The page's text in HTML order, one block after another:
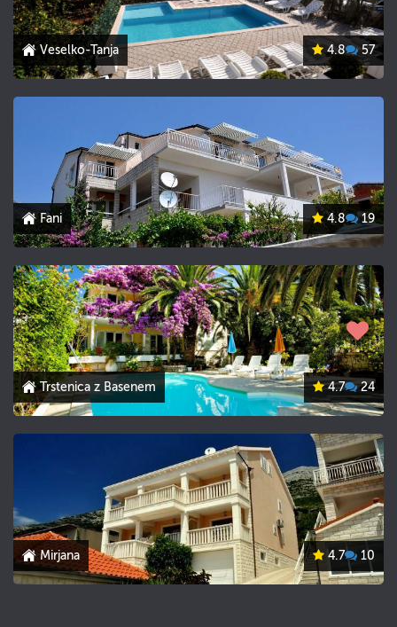
Veselko-Tanja 4.8 57
Fani 4.8 19
Trstenica z Basenem 4.7 24
Mirjana 4.7 10